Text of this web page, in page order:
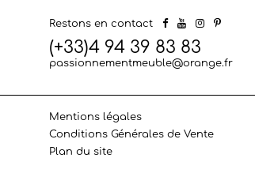
Restons en contact
(+33)4 94 39 83 83
passionnementmeuble@orange.fr
Mentions légales
Conditions Générales de Vente
Plan du site